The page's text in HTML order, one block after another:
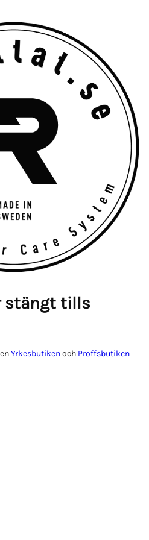
stängt tills
Yrkesbutikenoch Proffsbutiken